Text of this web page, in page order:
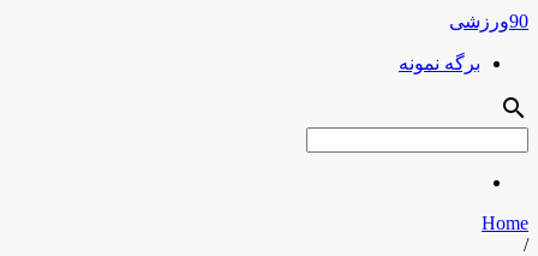
90ورزشی
برگه نمونه
search
Home
/